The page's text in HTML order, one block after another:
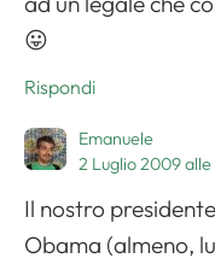
😛
Rispondi
Emanuele
2 Luglio 2009
Il nostro
Obama (almeno,